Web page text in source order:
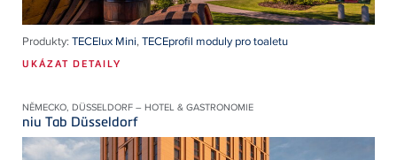
Produkty: TECElux Mini,TECEprofil moduly pro toaletu
UKÁZAT DETAILY
NĚMECKO, DÜSSELDORF – HOTEL & GASTRONOMIE
niu Tab Düsseldorf